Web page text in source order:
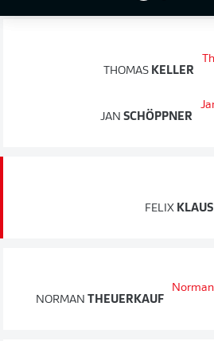
THOMAS KELLER
JAN SCHÖPPNER
FELIX KLAUS
NORMAN THEUERKAUF